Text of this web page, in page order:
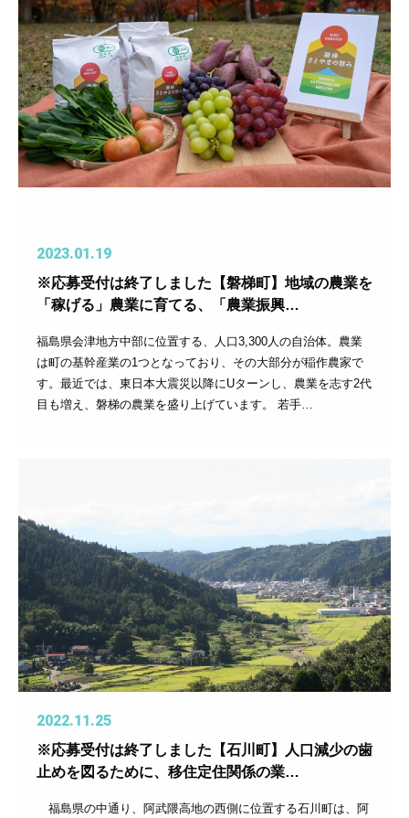
2023.01.19
※応募受付は終了しました【磐梯町】地域の農業を
「稼げる」農業に育てる、「農業振興…
福島県会津地方中部に位置する、人口3,300人の自治体。農業
は町の基幹産業の1つとなっており、その大部分が稲作農家で
す。最近では、東日本大震災以降にUターンし、農業を志す2代
目も増え、磐梯の農業を盛り上げています。 若手…
2022.11.25
※応募受付は終了しました【石川町】人口減少の歯
止めを図るために、移住定住関係の業…
福島県の中通り、阿武隈高地の西側に位置する石川町は、阿